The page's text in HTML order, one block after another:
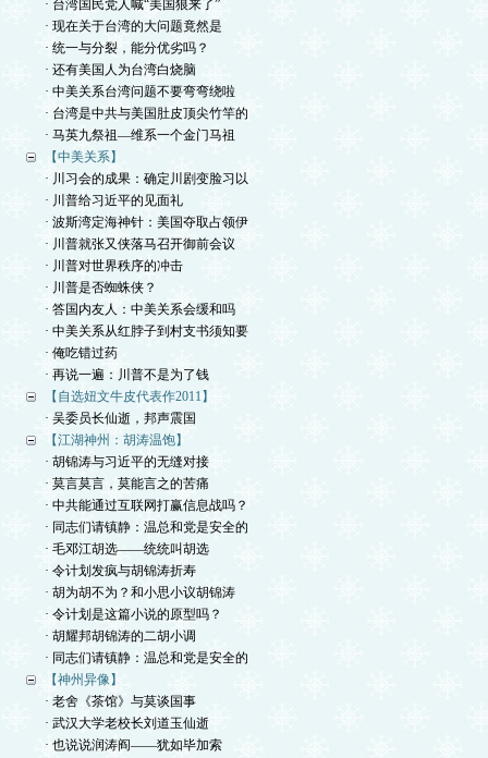
· 台湾国民党人喊“美国狼来了”
· 现在关于台湾的大问题竟然是
· 统一与分裂，能分优劣吗？
· 还有美国人为台湾白烧脑
· 中美关系台湾问题不要弯弯绕啦
· 台湾是中共与美国肚皮顶尖竹竿的
· 马英九祭祖—维系一个金门马祖
【中美关系】
· 川习会的成果：确定川剧变脸习以
· 川普给习近平的见面礼
· 波斯湾定海神针：美国夺取占领伊
· 川普就张又侠落马召开御前会议
· 川普对世界秩序的冲击
· 川普是否蜘蛛侠？
· 答国内友人：中美关系会缓和吗
· 中美关系从红脖子到村支书须知要
· 俺吃错过药
· 再说一遍：川普不是为了钱
【自选妞文牛皮代表作2011】
· 吴委员长仙逝，邦声震国
【江湖神州：胡涛温饱】
· 胡锦涛与习近平的无缝对接
· 莫言莫言，莫能言之的苦痛
· 中共能通过互联网打赢信息战吗？
· 同志们请镇静：温总和党是安全的
· 毛邓江胡选——统统叫胡选
· 令计划发疯与胡锦涛折寿
· 胡为胡不为？和小思小议胡锦涛
· 令计划是这篇小说的原型吗？
· 胡耀邦胡锦涛的二胡小调
· 同志们请镇静：温总和党是安全的
【神州异像】
· 老舍《茶馆》与莫谈国事
· 武汉大学老校长刘道玉仙逝
· 也说说润涛阎——犹如毕加索